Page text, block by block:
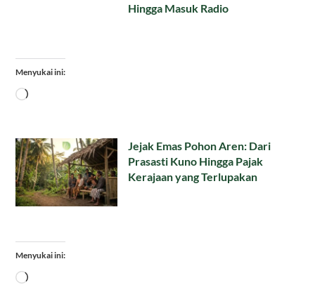
Hingga Masuk Radio
Menyukai ini:
Memuat...
Jejak Emas Pohon Aren: Dari
Prasasti Kuno Hingga Pajak
Kerajaan yang Terlupakan
Menyukai ini:
Memuat...